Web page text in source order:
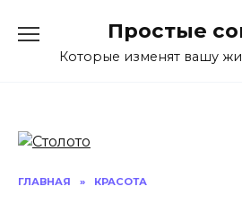
содержанию
Простые
Которые изменят вашу
ГЛАВНАЯ » КРАСОТА